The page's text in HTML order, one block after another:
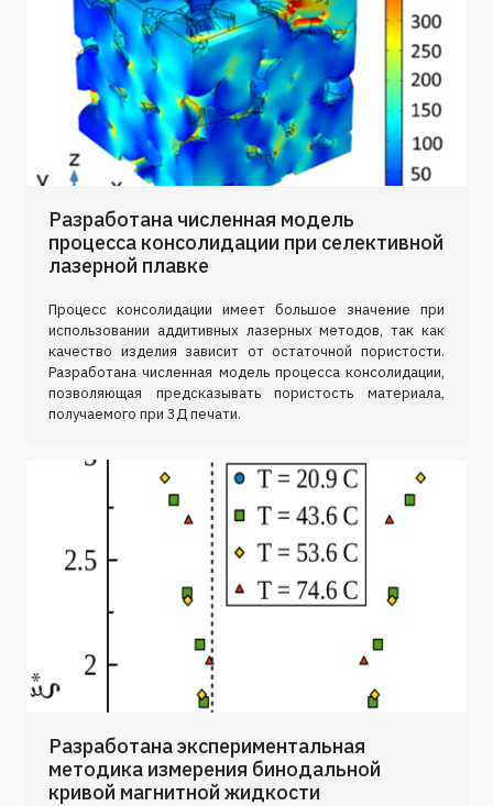
Разработана численная модель
процесса консолидации при селективной
лазерной плавке
Процесс консолидации имеет большое значение при
использовании аддитивных лазерных методов, так как
качество изделия зависит от остаточной пористости.
Разработана ​​численная модель процесса консолидации,
позволяющая предсказывать пористость материала,
получаемого при 3Д печати.
Разработана экспериментальная
методика измерения бинодальной
кривой магнитной жидкости